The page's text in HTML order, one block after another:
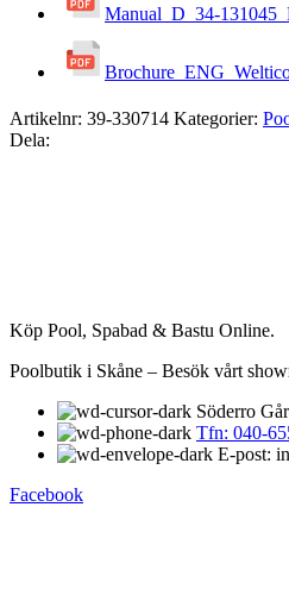
Manual_D_34-
Artikelnr: 39-330714 Kategorier:
Dela:
Köp Pool, Spabad & Bastu Online.
Poolbutik i Skåne – Besök vårt
Söderro
Tfn: 040-
E-post:
Facebook